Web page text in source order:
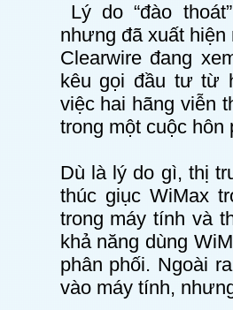
Lý do “đào
nhưng đã xuất hiện
Clearwire đang
kêu gọi đầu tư từ
việc hai hãng viễn
trong một cuộc hôn
Dù là lý do gì, thị
thúc giục WiMax
trong máy tính và
khả năng dùng
phân phối. Ngoài
vào máy tính,